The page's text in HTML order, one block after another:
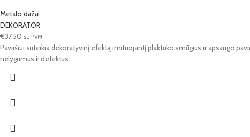
Metalo dažai
DEKORATOR
€37,50 su PVM
Paviršiui suteikia dekoratyvinį efektą imituojantį plaktuko smūgius ir apsaugo
nelygumus ir defektus.